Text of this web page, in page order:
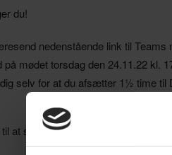
du!
nedenstående link til Teams
på mødet torsdag den 24.11.22 kl.
selv for at du afsætter 1½ time til
at se dig